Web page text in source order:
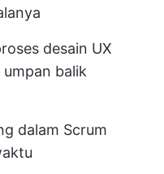
desain UX
balik
dalam Scrum